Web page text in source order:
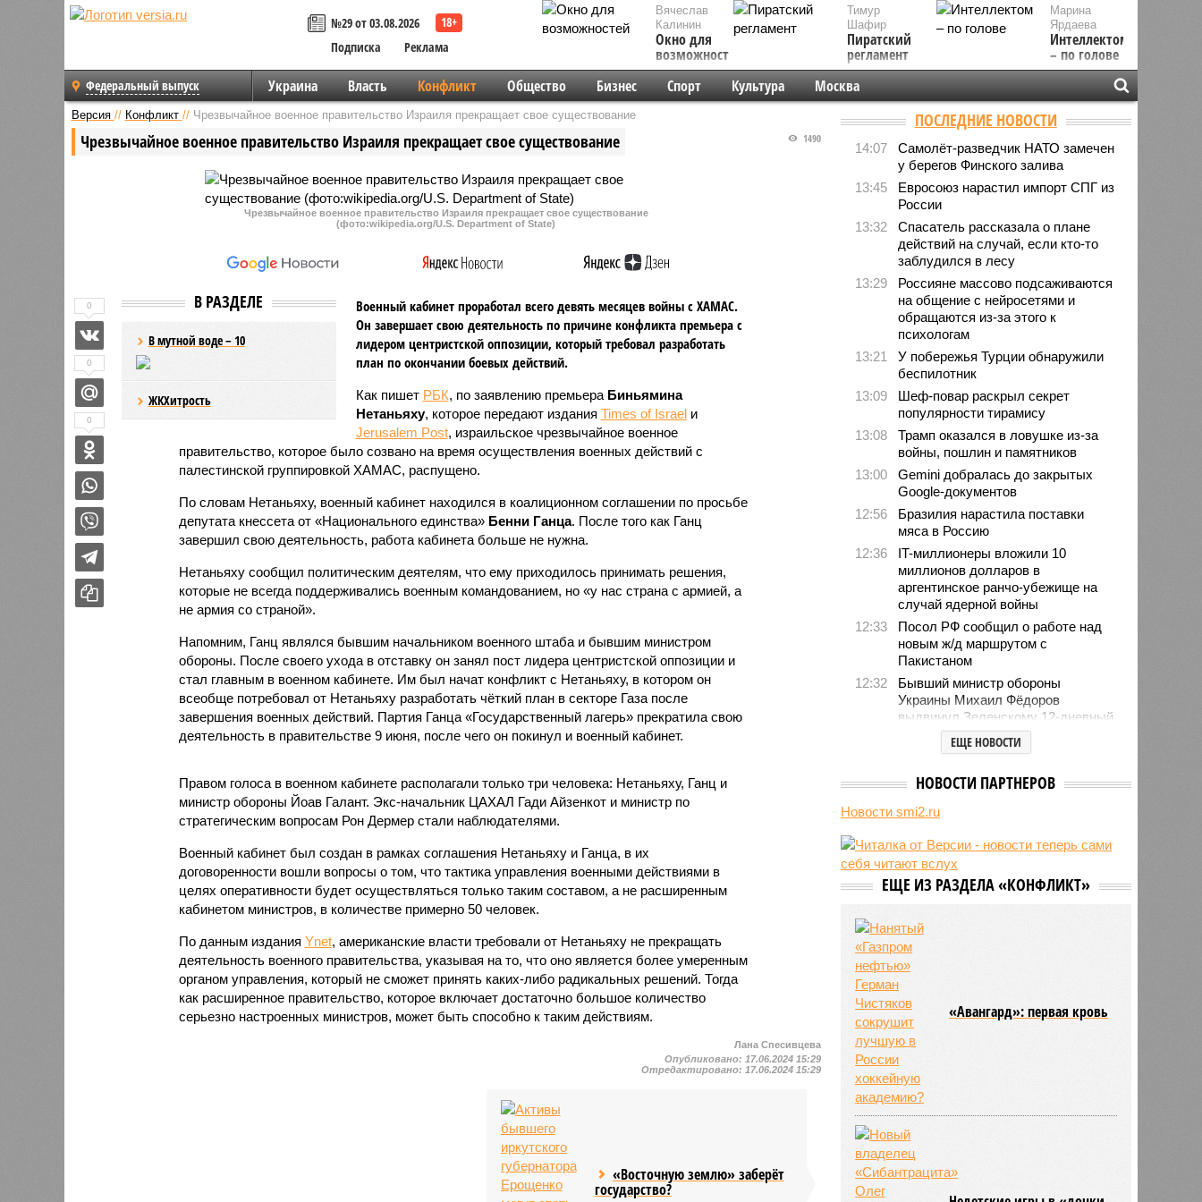
№29 от 03.08.2026
Подписка
Реклама
Вячеслав
Калинин
Окно для
возможностей
Марина
Ярдаева
Интеллектом
– по голове
Тимур
Шафир
Пиратский
регламент
Федеральный выпуск Украина Власть Конфликт Общество Бизнес Спорт Культура Москва
Версия // Конфликт // Чрезвычайное военное правительство Израиля прекращает свое существование
Чрезвычайное военное правительство Израиля прекращает свое существование 1490
Чрезвычайное военное правительство Израиля прекращает свое существование
(фото:wikipedia.org/U.S. Department of State)
В РАЗДЕЛЕ
В мутной воде – 10
ЖКХитрость
Военный кабинет проработал всего девять месяцев войны с ХАМАС.
Он завершает свою деятельность по причине конфликта премьера с
лидером центристской оппозиции, который требовал разработать
план по окончании боевых действий.
Как пишет РБК, по заявлению премьера Биньямина
Нетаньяху, которое передают издания Times of Israelи
Jerusalem Post, израильское чрезвычайное военное
правительство, которое было созвано на время осуществления военных действий с
палестинской группировкой ХАМАС, распущено.
По словам Нетаньяху, военный кабинет находился в коалиционном соглашении по просьбе
депутата кнессета от «Национального единства» Бенни Ганца. После того как Ганц
завершил свою деятельность, работа кабинета больше не нужна.
Нетаньяху сообщил политическим деятелям, что ему приходилось принимать решения,
которые не всегда поддерживались военным командованием, но «у нас страна с армией, а
не армия со страной».
Напомним, Ганц являлся бывшим начальником военного штаба и бывшим министром
обороны. После своего ухода в отставку он занял пост лидера центристской оппозиции и
стал главным в военном кабинете. Им был начат конфликт с Нетаньяху, в котором он
всеобще потребовал от Нетаньяху разработать чёткий план в секторе Газа после
завершения военных действий. Партия Ганца «Государственный лагерь» прекратила свою
деятельность в правительстве 9 июня, после чего он покинул и военный кабинет.
Правом голоса в военном кабинете располагали только три человека: Нетаньяху, Ганц и
министр обороны Йоав Галант. Экс-начальник ЦАХАЛ Гади Айзенкот и министр по
стратегическим вопросам Рон Дермер стали наблюдателями.
Военный кабинет был создан в рамках соглашения Нетаньяху и Ганца, в их
договоренности вошли вопросы о том, что тактика управления военными действиями в
целях оперативности будет осуществляться только таким составом, а не расширенным
кабинетом министров, в количестве примерно 50 человек.
По данным издания Ynet, американские власти требовали от Нетаньяху не прекращать
деятельность военного правительства, указывая на то, что оно является более умеренным
органом управления, который не сможет принять каких-либо радикальных решений. Тогда
как расширенное правительство, которое включает достаточно большое количество
серьезно настроенных министров, может быть способно к таким действиям.
0
0
0
Лана Спесивцева
Опубликовано: 17.06.2024 15:29
Отредактировано: 17.06.2024 15:29
«Восточную землю» заберёт
государство?
ПОСЛЕДНИЕ НОВОСТИ
14:07
Самолёт-разведчик НАТО замечен
у берегов Финского залива
13:45
Евросоюз нарастил импорт СПГ из
России
13:32
Спасатель рассказала о плане
действий на случай, если кто-то
заблудился в лесу
13:29
Россияне массово подсаживаются
на общение с нейросетями и
обращаются из-за этого к
психологам
13:21
У побережья Турции обнаружили
беспилотник
13:09
Шеф-повар раскрыл секрет
популярности тирамису
13:08
Трамп оказался в ловушке из-за
войны, пошлин и памятников
13:00
Gemini добралась до закрытых
Google-документов
12:56
Бразилия нарастила поставки
мяса в Россию
12:36
IT-миллионеры вложили 10
миллионов долларов в
аргентинское ранчо-убежище на
случай ядерной войны
12:33
Посол РФ сообщил о работе над
новым ж/д маршрутом с
Пакистаном
12:32
Бывший министр обороны
Украины Михаил Фёдоров
выдвинул Зеленскому 12-дневный
ультиматум
Удары США лишь замедлили
блогер передумал из-за реакции
11:43
Итальянские аграрии забили
тревогу из-за засухи
ЕЩЕ НОВОСТИ
НОВОСТИ ПАРТНЕРОВ
Новости smi2.ru
ЕЩЕ ИЗ РАЗДЕЛА «КОНФЛИКТ»
«Авангард»: первая кровь